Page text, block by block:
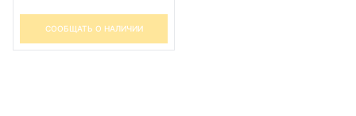
СООБЩАТЬ О НАЛИЧИИ